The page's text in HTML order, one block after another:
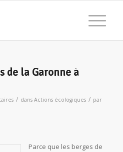
de la Garonne à
/ dans Actions écologiques / par
Parce que les berges de